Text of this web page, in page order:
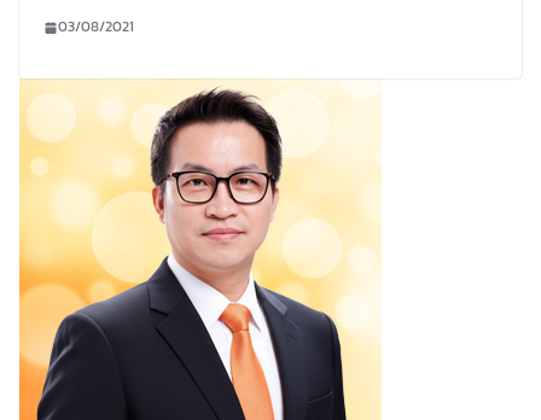
03/08/2021